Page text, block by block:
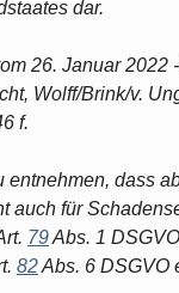
dar.
26. Januar 2022
Wolff/Brink/v.
f.
entnehmen, dass
auch für
79Abs. 1
82Abs. 6 DSGVO